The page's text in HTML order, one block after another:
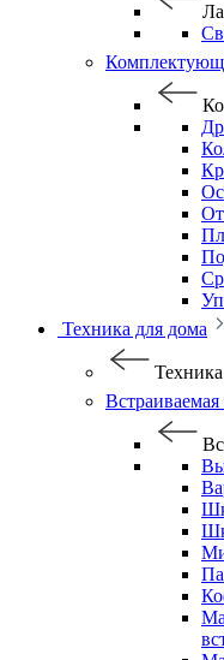
Техника для дома
Встраиваемая